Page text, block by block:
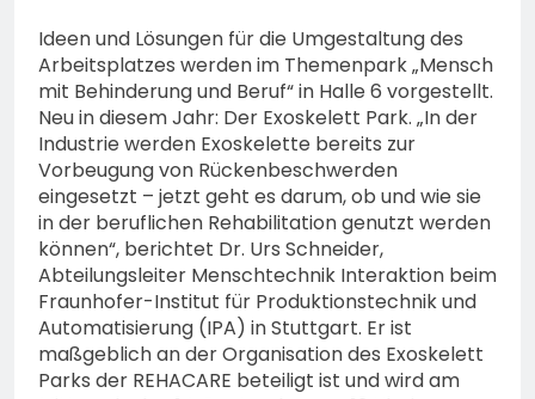
Ideen und Lösungen für die Umgestaltung des
Arbeitsplatzes werden im Themenpark „Mensch
mit Behinderung und Beruf“ in Halle 6 vorgestellt.
Neu in diesem Jahr: Der Exoskelett Park. „In der
Industrie werden Exoskelette bereits zur
Vorbeugung von Rückenbeschwerden
eingesetzt – jetzt geht es darum, ob und wie sie
in der beruflichen Rehabilitation genutzt werden
können“, berichtet Dr. Urs Schneider,
Abteilungsleiter Menschtechnik Interaktion beim
Fraunhofer-Institut für Produktionstechnik und
Automatisierung (IPA) in Stuttgart. Er ist
maßgeblich an der Organisation des Exoskelett
Parks der REHACARE beteiligt ist und wird am